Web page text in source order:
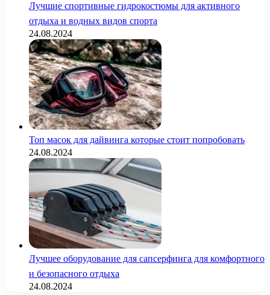
Лучшие спортивные гидрокостюмы для активного
отдыха и водных видов спорта
24.08.2024
Топ масок для дайвинга которые стоит попробовать
24.08.2024
Лучшее оборудование для сапсерфинга для комфортного
и безопасного отдыха
24.08.2024